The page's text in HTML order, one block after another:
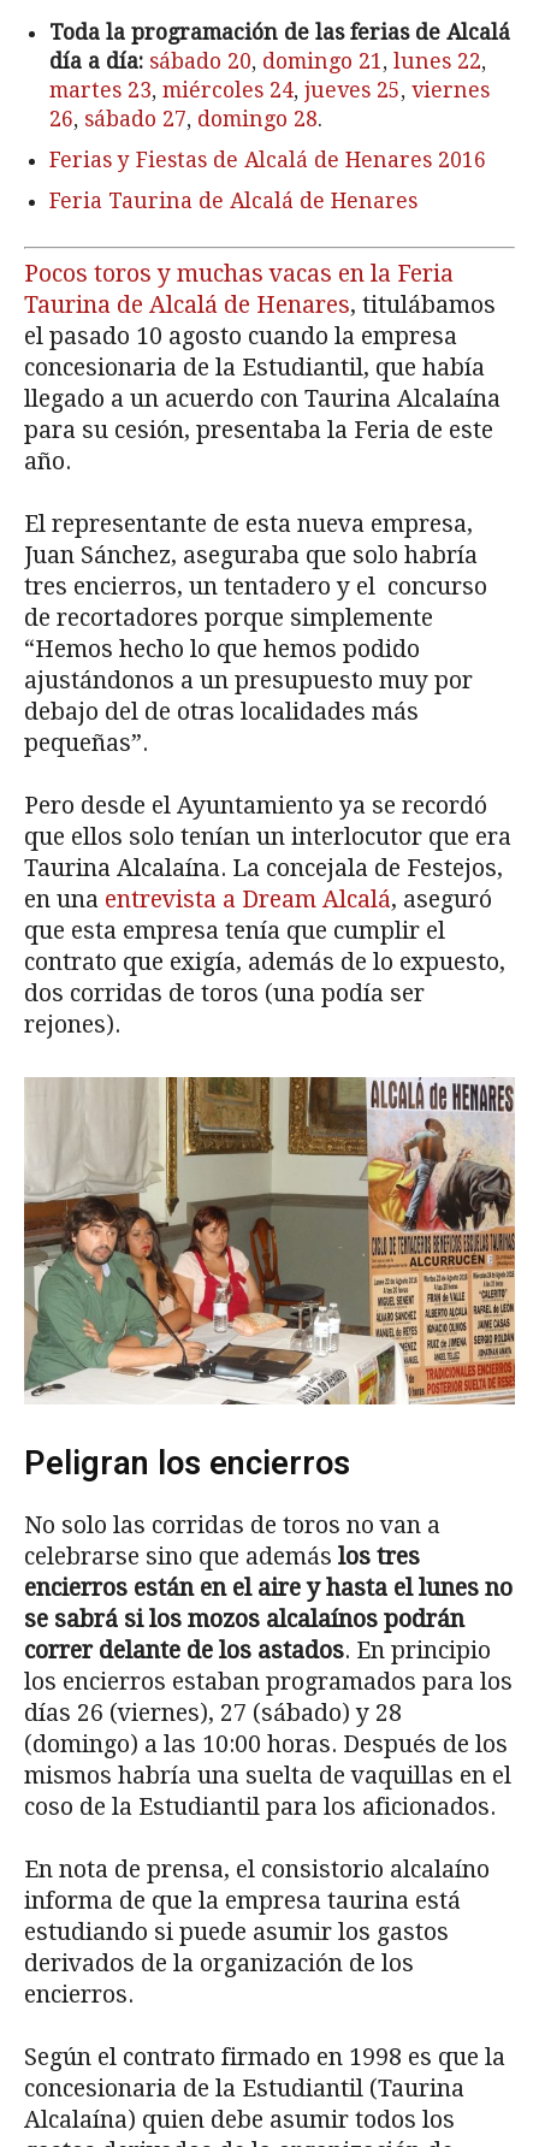
Toda la programación de las ferias de Alcalá
día a día: sábado 20, domingo 21, lunes 22,
martes 23, miércoles 24, jueves 25, viernes
26, sábado 27, domingo 28.
Ferias y Fiestas de Alcalá de Henares 2016
Feria Taurina de Alcalá de Henares
Pocos toros y muchas vacas en la Feria
Taurina de Alcalá de Henares, titulábamos
el pasado 10 agosto cuando la empresa
concesionaria de la Estudiantil, que había
llegado a un acuerdo con Taurina Alcalaína
para su cesión, presentaba la Feria de este
año.
El representante de esta nueva empresa,
Juan Sánchez, aseguraba que solo habría
tres encierros, un tentadero y el concurso
de recortadores porque simplemente
“Hemos hecho lo que hemos podido
ajustándonos a un presupuesto muy por
debajo del de otras localidades más
pequeñas”.
Pero desde el Ayuntamiento ya se recordó
que ellos solo tenían un interlocutor que era
Taurina Alcalaína. La concejala de Festejos,
en una entrevista a Dream Alcalá, aseguró
que esta empresa tenía que cumplir el
contrato que exigía, además de lo expuesto,
dos corridas de toros (una podía ser
rejones).
Peligran los encierros
No solo las corridas de toros no van a
celebrarse sino que además los tres
encierros están en el aire y hasta el lunes no
se sabrá si los mozos alcalaínos podrán
correr delante de los astados. En principio
los encierros estaban programados para los
días 26 (viernes), 27 (sábado) y 28
(domingo) a las 10:00 horas. Después de los
mismos habría una suelta de vaquillas en el
coso de la Estudiantil para los aficionados.
En nota de prensa, el consistorio alcalaíno
informa de que la empresa taurina está
estudiando si puede asumir los gastos
derivados de la organización de los
encierros.
Según el contrato firmado en 1998 es que la
concesionaria de la Estudiantil (Taurina
Alcalaína) quien debe asumir todos los